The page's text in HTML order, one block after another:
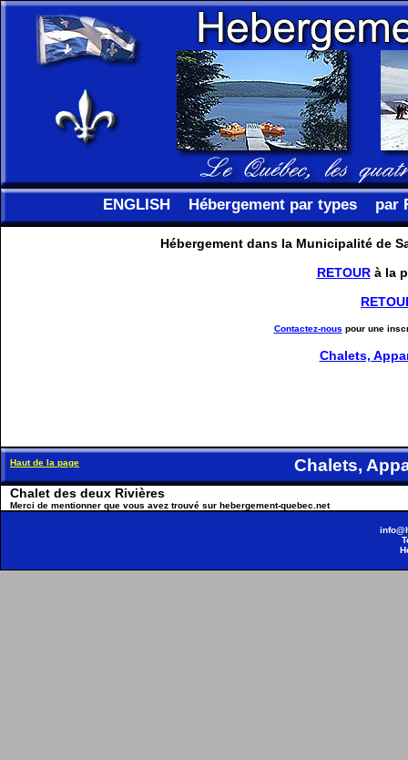
ENGLISH Hébergement par types par
Hébergement dans la Municipalité de
RETOURà la
Contactez-nous pour une
Chalets,
Haut de la page Chalets,
Chalet des deux Rivières
Merci de mentionner que vous avez trouvé sur hebergement-quebec.net